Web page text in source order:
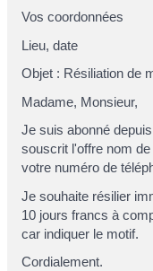
Vos coordonnées
Lieu, date
Objet : Résiliation de
Madame, Monsieur,
Je suis abonné
souscrit l'offre nom
votre numéro de
Je souhaite résilier
10 jours francs à
car indiquer le motif.
Cordialement.